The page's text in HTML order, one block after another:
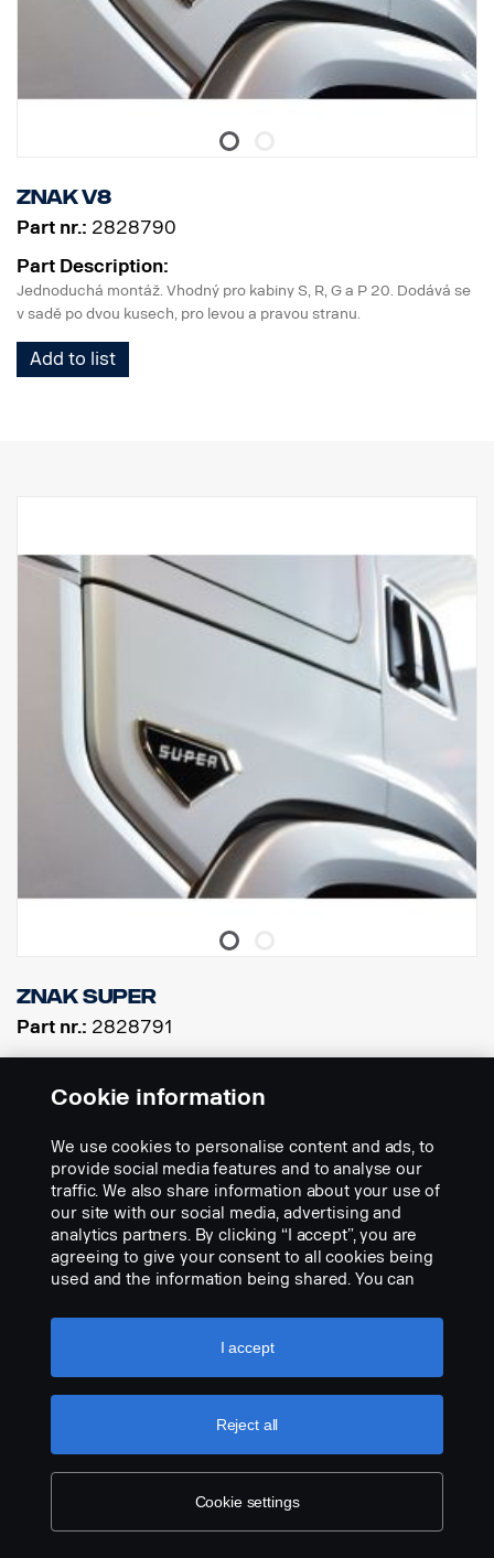
Znak V8
Part nr.: 2828790
Part Description:
Jednoduchá montáž. Vhodný pro kabiny S, R, G a P 20. Dodává se
v sadě po dvou kusech, pro levou a pravou stranu.
Add to list
znak Super
Part nr.: 2828791
Jednoduchá montáž. Vhodný pro kabiny S, R, G a P 20. Dodává se
Add to list
Cookie information
We use cookies to personalise content and ads, to
provide social media features and to analyse our
traffic. We also share information about your use of
our site with our social media, advertising and
analytics partners. By clicking “I accept”, you are
agreeing to give your consent to all cookies being
used and the information being shared. You can
settings” and selecting the categories you’d like to
accept. For a more detailed explanation of how we
Cookie settings
Reject all
I accept